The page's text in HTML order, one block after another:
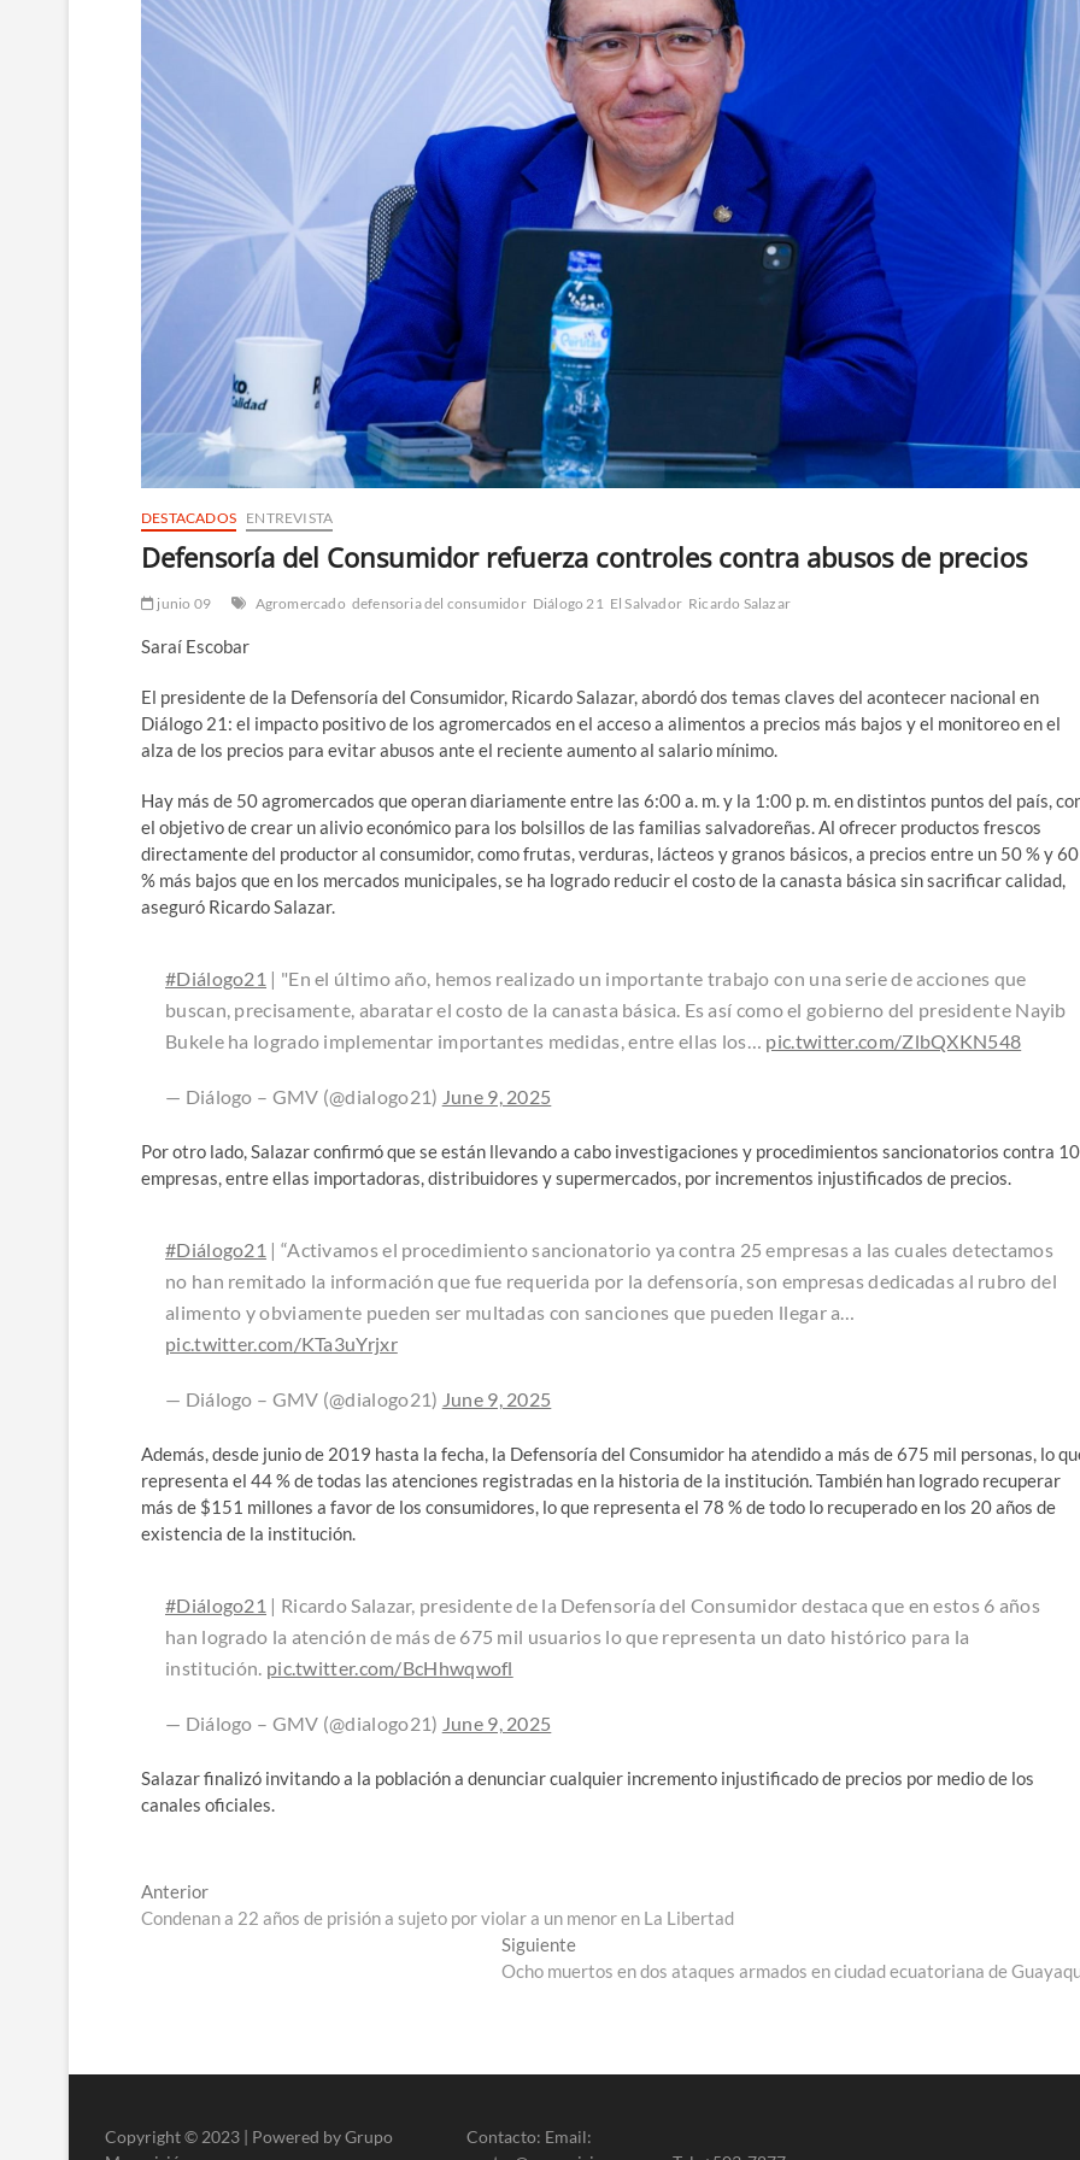
DESTACADOS ENTREVISTA
Defensoría del Consumidor refuerza controles contra abusos de precios
junio 09 Agromercado defensoria del consumidor Diálogo 21 El Salvador Ricardo Salazar
Saraí Escobar
El presidente de la Defensoría del Consumidor, Ricardo Salazar, abordó dos temas claves del acontecer nacional en
Diálogo 21: el impacto positivo de los agromercados en el acceso a alimentos a precios más bajos y el monitoreo en el
alza de los precios para evitar abusos ante el reciente aumento al salario mínimo.
Hay más de 50 agromercados que operan diariamente entre las 6:00 a. m. y la 1:00 p. m. en distintos puntos del país,
el objetivo de crear un alivio económico para los bolsillos de las familias salvadoreñas. Al ofrecer productos frescos
directamente del productor al consumidor, como frutas, verduras, lácteos y granos básicos, a precios entre un 50 % y 60
% más bajos que en los mercados municipales, se ha logrado reducir el costo de la canasta básica sin sacrificar calidad,
aseguró Ricardo Salazar.
#Diálogo21 | "En el último año, hemos realizado un importante trabajo con una serie de acciones que
buscan, precisamente, abaratar el costo de la canasta básica. Es así como el gobierno del presidente Nayib
Bukele ha logrado implementar importantes medidas, entre ellas los… pic.twitter.com/ZlbQXKN548
— Diálogo – GMV (@dialogo21) June 9, 2025
Por otro lado, Salazar confirmó que se están llevando a cabo investigaciones y procedimientos sancionatorios contra
empresas, entre ellas importadoras, distribuidores y supermercados, por incrementos injustificados de precios.
#Diálogo21 | “Activamos el procedimiento sancionatorio ya contra 25 empresas a las cuales detectamos
no han remitado la información que fue requerida por la defensoría, son empresas dedicadas al rubro del
alimento y obviamente pueden ser multadas con sanciones que pueden llegar a…
pic.twitter.com/KTa3uYrjxr
— Diálogo – GMV (@dialogo21) June 9, 2025
Además, desde junio de 2019 hasta la fecha, la Defensoría del Consumidor ha atendido a más de 675 mil personas, lo
representa el 44 % de todas las atenciones registradas en la historia de la institución. También han logrado recuperar
más de $151 millones a favor de los consumidores, lo que representa el 78 % de todo lo recuperado en los 20 años de
existencia de la institución.
#Diálogo21 | Ricardo Salazar, presidente de la Defensoría del Consumidor destaca que en estos 6 años
han logrado la atención de más de 675 mil usuarios lo que representa un dato histórico para la
institución. pic.twitter.com/BcHhwqwofl
— Diálogo – GMV (@dialogo21) June 9, 2025
Salazar finalizó invitando a la población a denunciar cualquier incremento injustificado de precios por medio de los
canales oficiales.
Navegación
de
AnteriorEntrada
anterior:
Condenan a 22 años de prisión a sujeto por violar a un menor en La Libertad
SiguienteEntrada
siguiente:
Ocho muertos en dos ataques armados en ciudad ecuatoriana de
Copyright © 2023 | Powered by Grupo
Contacto: Email: